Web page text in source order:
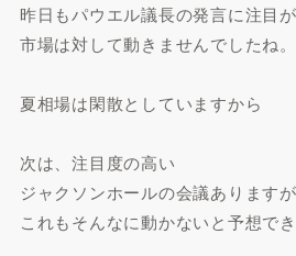
昨日もパウエル議長の発言に注目
市場は対して動きませんでしたね。
夏相場は閑散としていますから
次は、注目度の高い
ジャクソンホールの会議ありますが
これもそんなに動かないと予想でき